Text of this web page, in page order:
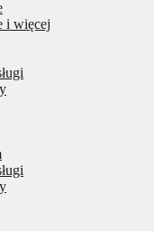
i więcej